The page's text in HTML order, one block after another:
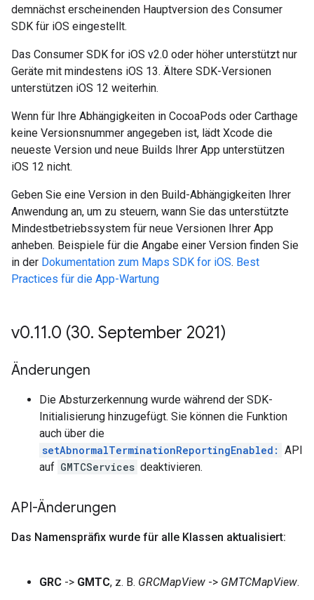
demnächst erscheinenden Hauptversion des Consumer
SDK für iOS eingestellt.
Das Consumer SDK for iOS v2.0 oder höher unterstützt nur
Geräte mit mindestens iOS 13. Ältere SDK-Versionen
unterstützen iOS 12 weiterhin.
Wenn für Ihre Abhängigkeiten in CocoaPods oder Carthage
keine Versionsnummer angegeben ist, lädt Xcode die
neueste Version und neue Builds Ihrer App unterstützen
iOS 12 nicht.
Geben Sie eine Version in den Build-Abhängigkeiten Ihrer
Anwendung an, um zu steuern, wann Sie das unterstützte
Mindestbetriebssystem für neue Versionen Ihrer App
anheben. Beispiele für die Angabe einer Version finden Sie
in der Dokumentation zum Maps SDK for iOS. Best
Practices für die App-Wartung
v0.11.0 (30. September 2021)
Änderungen
Die Absturzerkennung wurde während der SDK-
Initialisierung hinzugefügt. Sie können die Funktion
auch über die
setAbnormalTerminationReportingEnabled: API
auf GMTCServices deaktivieren.
API-Änderungen
Das Namenspräfix wurde für alle Klassen aktualisiert:
GRC -> GMTC, z. B. GRCMapView -> GMTCMapView.